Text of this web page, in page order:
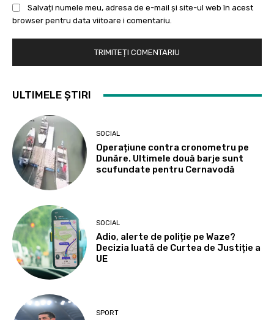
Salvați numele meu, adresa de e-mail și site-ul web în acest
browser pentru data viitoare i comentariu.
ULTIMELE ȘTIRI
SOCIAL
Operațiune contra cronometru pe
Dunăre. Ultimele două barje sunt
scufundate pentru Cernavodă
SOCIAL
Adio, alerte de poliție pe Waze?
Decizia luată de Curtea de Justiție a
UE
SPORT